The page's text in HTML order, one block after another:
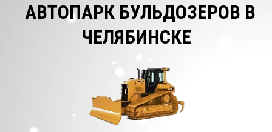
АВТОПАРК БУЛЬДОЗЕРОВ В
ЧЕЛЯБИНСКЕ